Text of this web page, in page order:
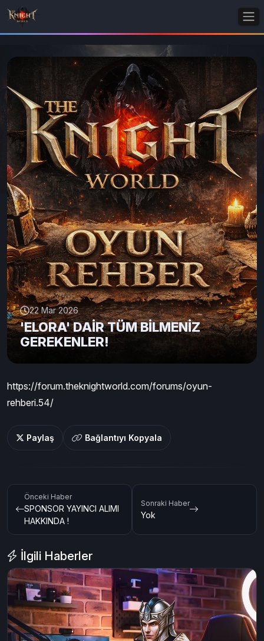
22 Mar 2026
'ELORA' DAİR TÜM BİLMENİZ
GEREKENLER!
https://forum.theknightworld.com/forums/oyun-
rehberi.54/
Paylaş Bağlantıyı Kopyala
Önceki Haber
SPONSOR YAYINCI ALIMI
HAKKINDA !
Sonraki Haber
Yok
İlgili Haberler